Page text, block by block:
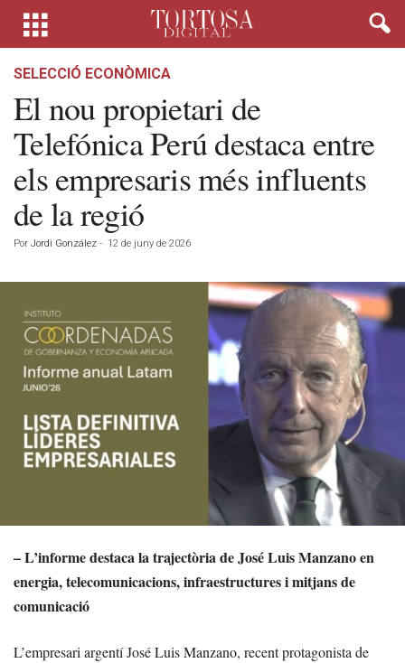
SELECCIÓ ECONÒMICA
El nou propietari de
Telefónica Perú destaca entre
els empresaris més influents
de la regió
Por Jordi González - 12 de juny de 2026
– L’informe destaca la trajectòria de José Luis Manzano en
energia, telecomunicacions, infraestructures i mitjans de
comunicació
L’empresari argentí José Luis Manzano, recent protagonista de